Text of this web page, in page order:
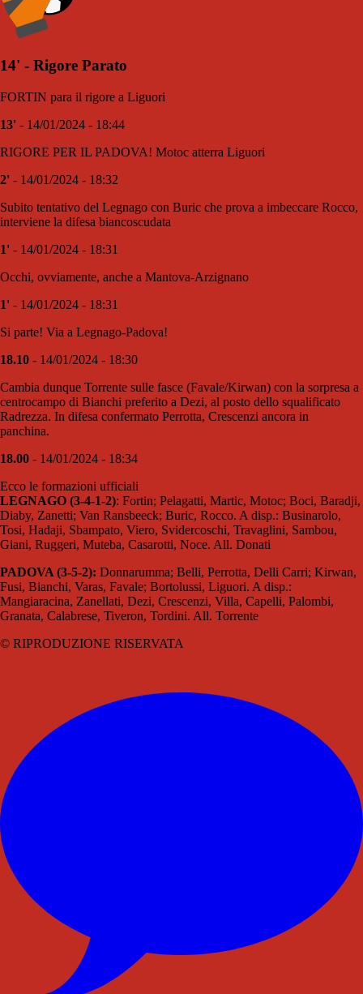
14' - Rigore Parato
FORTIN para il rigore a Liguori
13' - 14/01/2024 - 18:44
RIGORE PER IL PADOVA! Motoc atterra Liguori
2' - 14/01/2024 - 18:32
Subito tentativo del Legnago con Buric che prova a imbeccare Rocco,
interviene la difesa biancoscudata
1' - 14/01/2024 - 18:31
Occhi, ovviamente, anche a Mantova-Arzignano
1' - 14/01/2024 - 18:31
Si parte! Via a Legnago-Padova!
18.10 - 14/01/2024 - 18:30
Cambia dunque Torrente sulle fasce (Favale/Kirwan) con la sorpresa a
centrocampo di Bianchi preferito a Dezi, al posto dello squalificato
Radrezza. In difesa confermato Perrotta, Crescenzi ancora in
panchina.
18.00 - 14/01/2024 - 18:34
Ecco le formazioni ufficiali
LEGNAGO (3-4-1-2): Fortin; Pelagatti, Martic, Motoc; Boci, Baradji,
Diaby, Zanetti; Van Ransbeeck; Buric, Rocco. A disp.: Businarolo,
Tosi, Hadaji, Sbampato, Viero, Svidercoschi, Travaglini, Sambou,
Giani, Ruggeri, Muteba, Casarotti, Noce. All. Donati
PADOVA (3-5-2): Donnarumma; Belli, Perrotta, Delli Carri; Kirwan,
Fusi, Bianchi, Varas, Favale; Bortolussi, Liguori. A disp.:
Mangiaracina, Zanellati, Dezi, Crescenzi, Villa, Capelli, Palombi,
Granata, Calabrese, Tiveron, Tordini. All. Torrente
© RIPRODUZIONE RISERVATA